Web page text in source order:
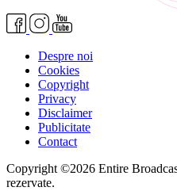
Despre noi
Cookies
Copyright
Privacy
Disclaimer
Publicitate
Contact
Copyright ©2026 Entire
rezervate.